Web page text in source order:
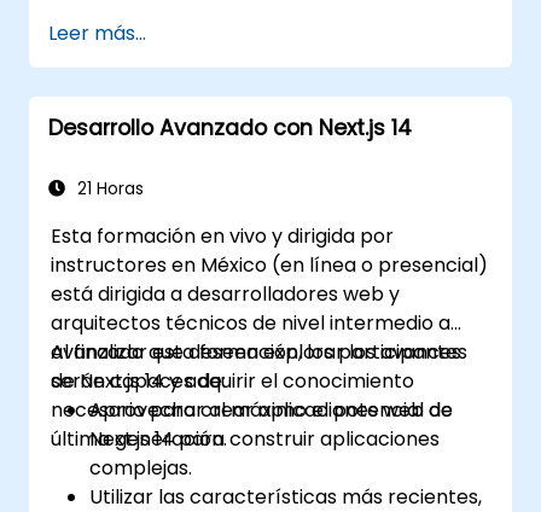
Implementar aplicaciones multisede en la
nube utilizando Docker y Kubernetes.
Ejecutar pruebas de aplicaciones sobre
los microservicios.
Leer más...
Desarrollo Avanzado con Next.js 14
21 Horas
Esta formación en vivo y dirigida por
instructores en México (en línea o presencial)
está dirigida a desarrolladores web y
arquitectos técnicos de nivel intermedio a
avanzado que deseen explorar los avances
de Next.js 14 y adquirir el conocimiento
necesario para crear aplicaciones web de
última generación.
Al finalizar esta formación, los participantes
serán capaces de:
Aprovechar al máximo el potencial de
Next.js 14 para construir aplicaciones
complejas.
Utilizar las características más recientes,